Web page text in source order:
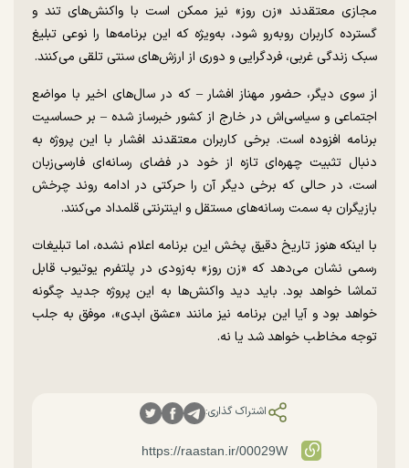
مجازی معتقدند «زن روز» نیز ممکن است با واکنش‌های تند و
گسترده کاربران رو‌به‌رو شود، به‌ویژه که این برنامه‌ها را نوعی تبلیغ
سبک زندگی غربی، فردگرایی و دوری از ارزش‌های سنتی تلقی می‌کنند.
از سوی دیگر، حضور مهناز افشار – که در سال‌های اخیر با مواضع
اجتماعی و سیاسی‌اش در خارج از کشور خبرساز شده – بر حساسیت
برنامه افزوده است. برخی کاربران معتقدند افشار با این پروژه به
دنبال تثبیت چهره‌ای تازه از خود در فضای رسانه‌ای فارسی‌زبان
است، در حالی که برخی دیگر آن را حرکتی در ادامه روند چرخش
بازیگران به سمت رسانه‌های مستقل و اینترنتی قلمداد می‌کنند.
با اینکه هنوز تاریخ دقیق پخش این برنامه اعلام نشده، اما تبلیغات
رسمی نشان می‌دهد که «زن روز» به‌زودی در پلتفرم یوتیوب قابل
تماشا خواهد بود. باید دید واکنش‌ها به این پروژه جدید چگونه
خواهد بود و آیا این برنامه نیز مانند «عشق ابدی»، موفق به جلب
توجه مخاطب خواهد شد یا نه.
اشتراک گذاری: